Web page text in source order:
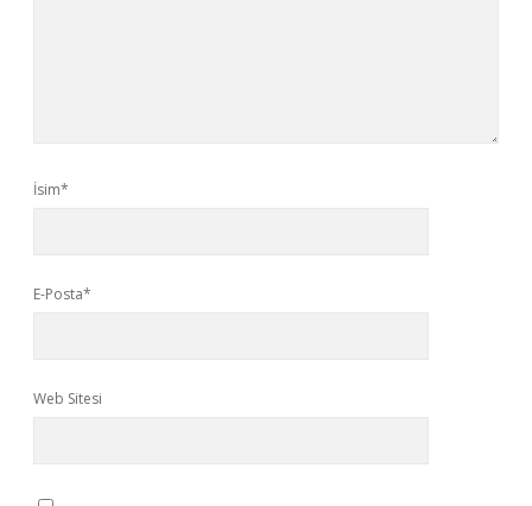
İsim*
E-Posta*
Web Sitesi